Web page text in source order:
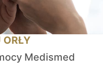
ORŁY
Medismed